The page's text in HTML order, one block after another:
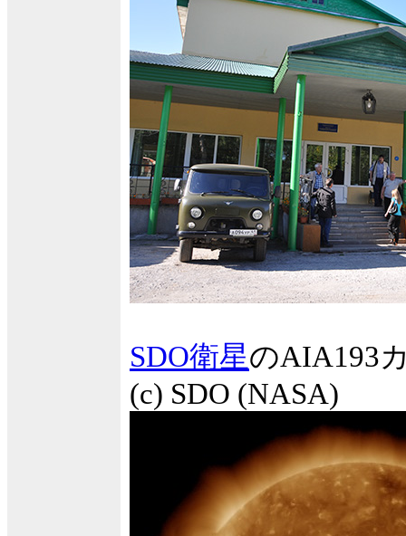
SDO衛星のAIA193
(c) SDO (NASA)